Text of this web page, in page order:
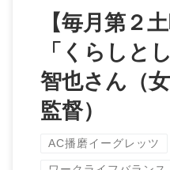
【毎月第２
「くらしと
智也さん（
監督）
AC播磨イーグレッツ